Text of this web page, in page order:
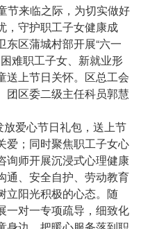
来临之际，为切实做好
，守护职工子女健康成
区蒲城村部开展“六一
难职工子女、新就业形
送上节日关怀。区总工会
团区委二级主任科员郭慧
爱心节日礼包，送上节
爱；同时聚焦职工子女心
询师开展沉浸式心理健康
通、安全自护、劳动教育
立阳光积极的心态。随
一对一专项疏导，细致化